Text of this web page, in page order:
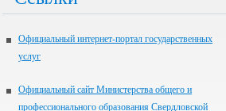
Официальный интернет-портал государственных
услуг
Официальный сайт Министерства общего и
профессионального образования Свердловской